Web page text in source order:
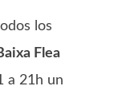
los
Flea
a 21h un